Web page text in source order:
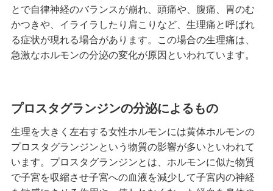
とで自律神経のバランスが崩れ、頭痛や、腹痛、胃のむ
かつきや、イライラしたり肩こりなど、生理痛と呼ばれ
る症状が現れる場合があります。この場合の生理痛は、
急激なホルモンの分泌の変化が原因といわれています。
プロスタグランジンの分泌によるもの
生理を大きく左右する女性ホルモンには黄体ホルモンの
プロスタグランジンという物質の影響が多いといわれて
います。プロスタグランジンとは、ホルモンに似た物質
で子宮を収縮させ子宮への血液を減少して子宮内の神経